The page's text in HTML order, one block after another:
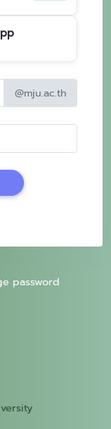
@mju.ac.th
password